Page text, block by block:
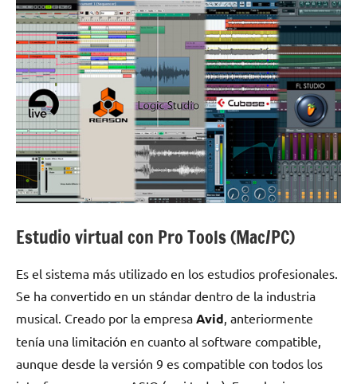
Estudio virtual con Pro Tools (Mac/PC)
Es el sistema más utilizado en los estudios profesionales.
Se ha convertido en un stándar dentro de la industria
musical. Creado por la empresa Avid, anteriormente
tenía una limitación en cuanto al software compatible,
aunque desde la versión 9 es compatible con todos los